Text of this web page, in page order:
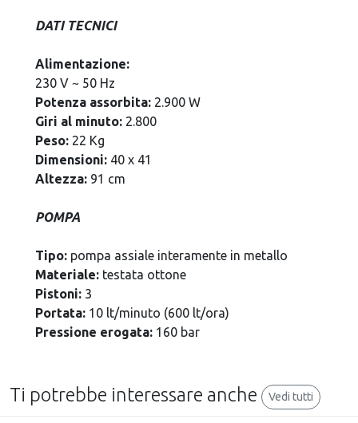
DATI TECNICI
Alimentazione:
230 V ~ 50 Hz
Potenza assorbita: 2.900 W
Giri al minuto: 2.800
Peso: 22 Kg
Dimensioni: 40 x 41
Altezza: 91 cm
POMPA
Tipo: pompa assiale interamente in metallo
Materiale: testata ottone
Pistoni: 3
Portata: 10 lt/minuto (600 lt/ora)
Pressione erogata: 160 bar
Ti potrebbe interessare anche Vedi tutti